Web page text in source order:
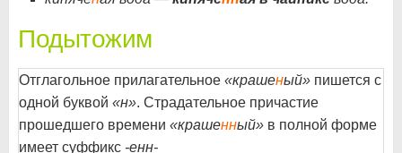
Подытожим
Отглагольное прилагательное «крашеный» пишется с
одной буквой «н». Страдательное причастие
прошедшего времени «крашенный» в полной форме
имеет суффикс -енн-